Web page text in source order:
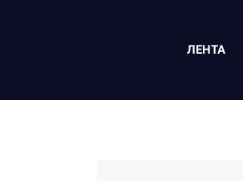
ЛЕНТА